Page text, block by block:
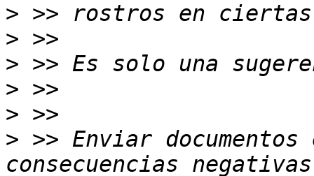
>
>
>
>
>
> >> Enviar